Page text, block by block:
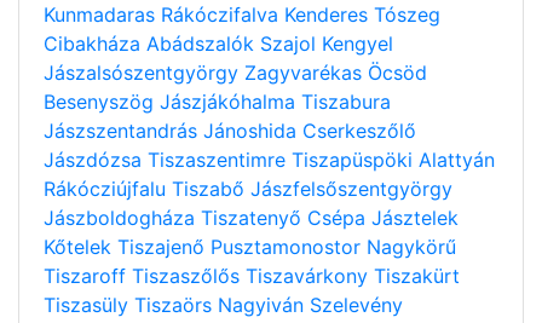
Kunmadaras Rákóczifalva Kenderes Tószeg
Cibakháza Abádszalók Szajol Kengyel
Jászalsószentgyörgy Zagyvarékas Öcsöd
Besenyszög Jászjákóhalma Tiszabura
Jászszentandrás Jánoshida Cserkeszőlő
Jászdózsa Tiszaszentimre Tiszapüspöki Alattyán
Rákócziújfalu Tiszabő Jászfelsőszentgyörgy
Jászboldogháza Tiszatenyő Csépa Jásztelek
Kőtelek Tiszajenő Pusztamonostor Nagykörű
Tiszaroff Tiszaszőlős Tiszavárkony Tiszakürt
Tiszasüly Tiszaörs Nagyiván Szelevény